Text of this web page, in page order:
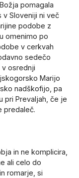
pomagala
Sloveniji ni več
podobe z
omenimo po
v cerkvah
sedečo
v osrednji
Marijo
nadškofijo, pa
pri Prevaljah, če je
predaleč.
in ne komplicira,
ali celo do
romarje, si